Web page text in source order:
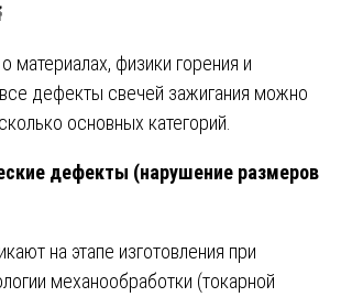
материалах, физики горения и
все дефекты свечей зажигания можно
основных категорий.
дефекты (нарушение размеров
на этапе изготовления при
механообработки (токарной